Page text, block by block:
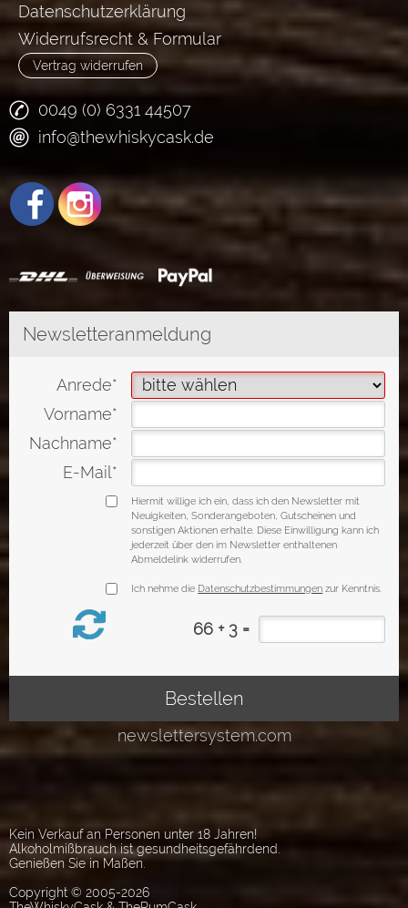
Datenschutzerklärung
Widerrufsrecht & Formular
Vertrag widerrufen
0049 (0) 6331 44507
info@thewhiskycask.de
Kein Verkauf an Personen unter 18 Jahren!
Alkoholmißbrauch ist gesundheitsgefährdend.
Genießen Sie in Maßen.
Copyright © 2005-2026